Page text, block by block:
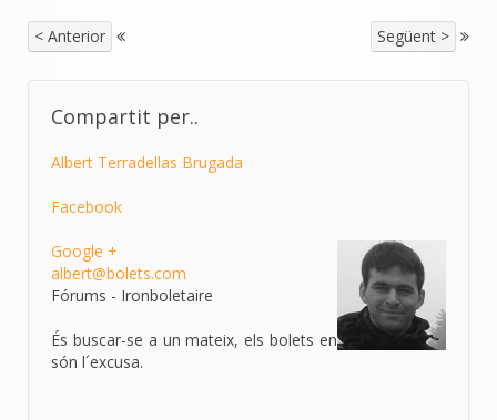
< Anterior Següent >
Compartit per..
Albert Terradellas Brugada
Facebook
Google +
albert@bolets.com
Fórums - Ironboletaire
És buscar-se a un mateix, els bolets en
són l´excusa.